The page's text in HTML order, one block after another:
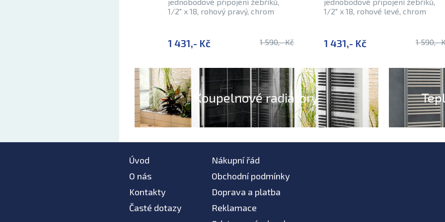
1/2" x 18, rohový pravý, chrom
1 431,- Kč 1 590,- Kč
1/2" x 18, rohové levé, chrom
1 431,- Kč 1 590,-
Koupelnové radiátory
Úvod
O nás
Kontakty
Časté dotazy
Nákupní řád
Obchodní podmínky
Doprava a platba
Reklamace